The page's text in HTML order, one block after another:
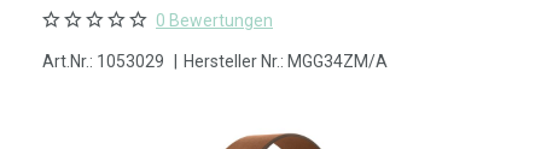
0 Bewertungen
Art.Nr.: 1053029 Hersteller Nr.: MGG34ZM/A